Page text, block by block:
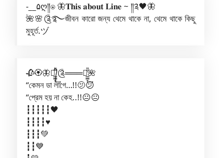
-__۵ღ༎⍟ 🦋𝐓𝐡𝐢𝐬 𝐚𝐛𝐨𝐮𝐭 𝐋𝐢𝐧𝐞 ~ ༎༉🖤🦋
🌺🌸༊࿐জীবন কারো জন্য থেমে থাকে না, থেমে থাকে কিছু
মুহূর্ত.ヅ
🥀🏵️🦋༆᭄̲̲̲̞̎̎͢༊═══༆̲̲̲̞̎̎͢🌺
“কেমন ডা লাগে…!!🫤😕
“প্রেম হয় না কেহ..!!😐😐
┇┇┇┇┇🖤
┇┇┇┇♥️
┇┇┇💚
┇┇💙